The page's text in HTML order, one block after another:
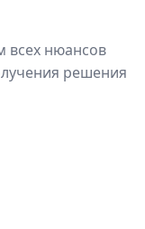
всех нюансов
решения